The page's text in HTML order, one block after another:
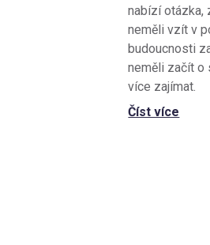
nabízí otázka,
neměli vzít v
budoucnosti
neměli začít o
více zajímat.
Číst více